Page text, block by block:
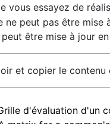
vous essayez de
ne peut pas être mise
être mise à jour
et copier le contenu